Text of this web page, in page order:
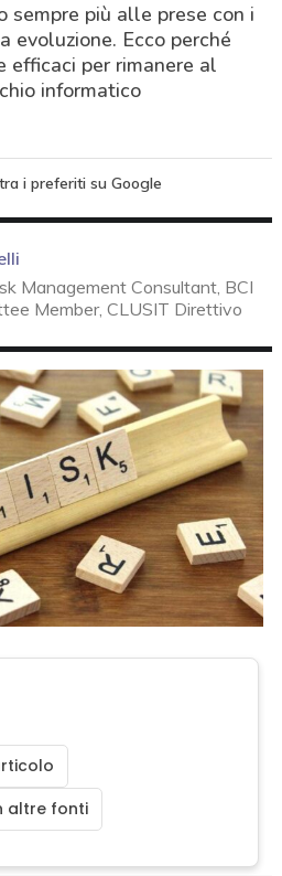
sempre più alle prese con i
evoluzione. Ecco perché
efficaci per rimanere al
informatico
i preferiti su Google
Management Consultant, BCI
Member, CLUSIT Direttivo
altre fonti